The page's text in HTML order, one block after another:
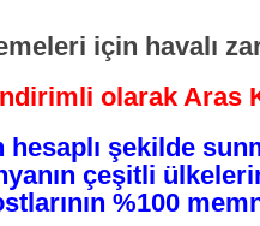
için havalı
olarak
şekilde
çeşitli
%100